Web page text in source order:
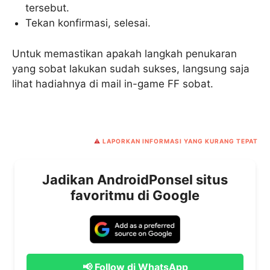
tersebut.
Tekan konfirmasi, selesai.
Untuk memastikan apakah langkah penukaran
yang sobat lakukan sudah sukses, langsung saja
lihat hadiahnya di mail in-game FF sobat.
⚠️ LAPORKAN INFORMASI YANG KURANG TEPAT
Jadikan AndroidPonsel situs
favoritmu di Google
📢 Follow di WhatsApp